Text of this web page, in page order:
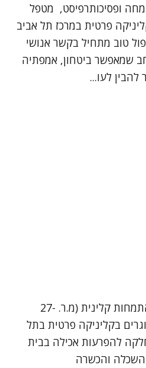
ופסיכותרפיסט, מטפל
פרטית במרכז תל אביב
טוב מתחיל בקשר אנושי
שמאפשר ביטחון, אמפתיה
לעו...
שמי נגה רז, פסיכולוגית בהתמחות קלינית (מ.ר. 27-
בקליניקה פרטית בתל
להפרעות אכילה בבית
והכשרה